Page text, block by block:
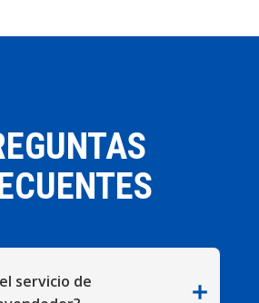
servicio de
add